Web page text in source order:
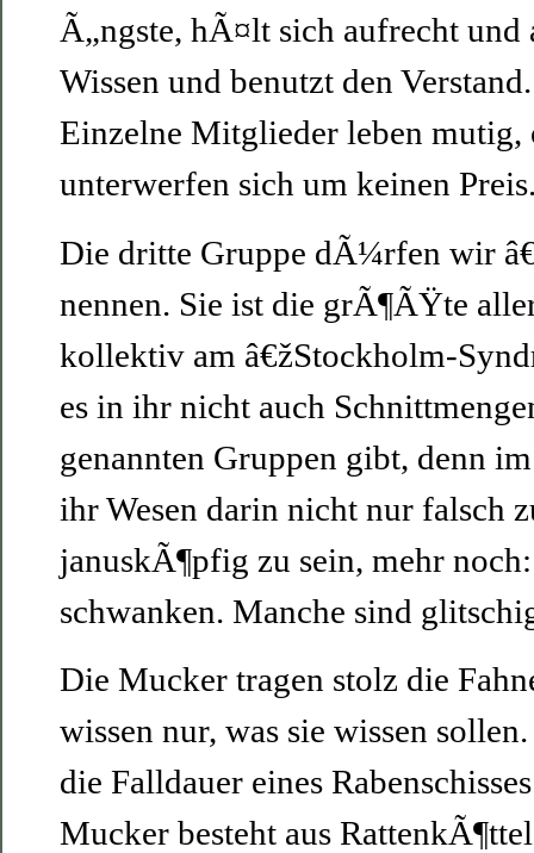
Ã„ngste, hÃ¤lt sich aufrecht und
Wissen und benutzt den
Einzelne Mitglieder leben mutig,
unterwerfen sich um keinen
Die dritte Gruppe dÃ¼rfen wir
nennen. Sie ist die grÃ¶ÃŸte
kollektiv am â€žStockholm-
es in ihr nicht auch
genannten Gruppen gibt, denn
ihr Wesen darin nicht nur falsch
januskÃ¶pfig zu sein, mehr
schwanken. Manche sind
Die Mucker tragen stolz die
wissen nur, was sie wissen
die Falldauer eines
Mucker besteht aus